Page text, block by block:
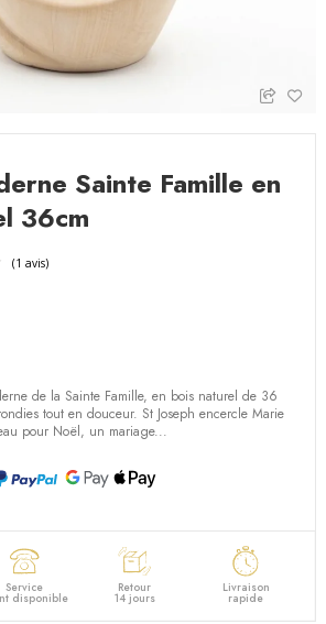
Sainte Famille en
36cm
(1 avis)
de la Sainte Famille, en bois naturel de 36
tout en douceur. St Joseph encercle Marie
pour Noël, un mariage...
Service
disponible
Retour
14 jours
Livraison
rapide